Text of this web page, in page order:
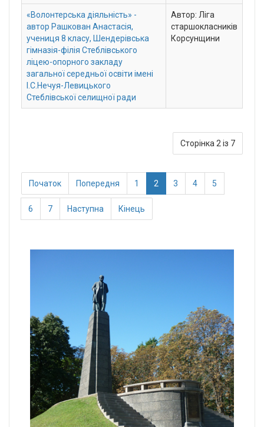
«Волонтерська діяльність» -
автор Рашкован Анастасія,
учениця 8 класу, Шендерівська
гімназія-філія Стеблівського
ліцею-опорного закладу
загальної середньої освіти імені
І.С.Нечуя-Левицького
Стеблівської селищної ради
Автор: Ліга
старшокласників
Корсунщини
Сторінка 2 із 7
Початок Попередня 1 2 3 4 5
6 7 Наступна Кінець